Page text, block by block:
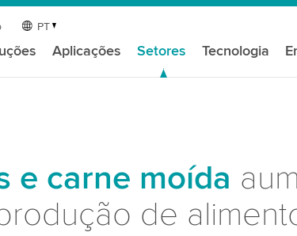
PT
Aplicações Setores Tecnologia
e carne moída
de